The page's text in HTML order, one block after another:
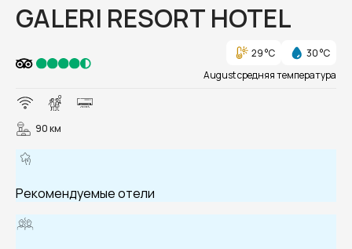
GALERI RESORT HOTEL
29 °C
30 °C
August средняя температура
90 км
Рекомендуемые отели